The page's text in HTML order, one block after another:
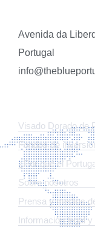
Avenida da
Portugal
Visado Dorado de
Fondos de
¿Por qué el
Sobre nosotros
Prensa y medios
Información legal